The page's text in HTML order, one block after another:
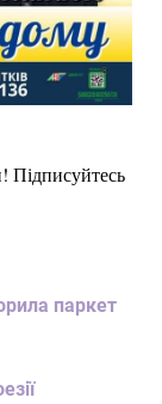
Підписуйтесь
паркет